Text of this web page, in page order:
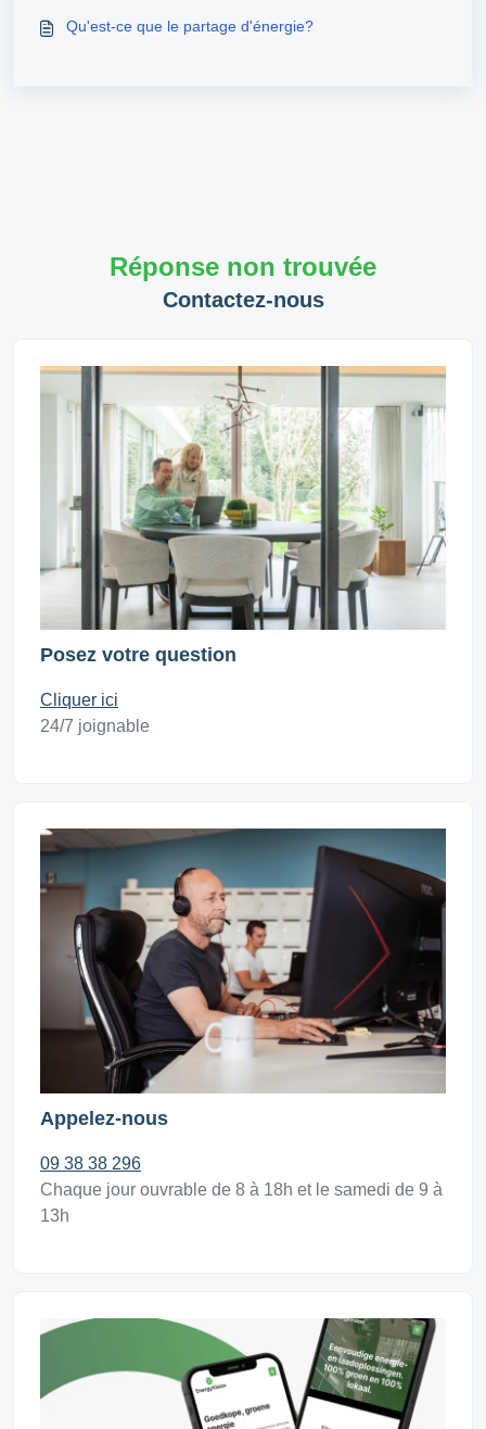
Qu'est-ce que le partage d'énergie?
Réponse non trouvée
Contactez-nous
Posez votre question
Cliquer ici
24/7 joignable
Appelez-nous
09 38 38 296
Chaque jour ouvrable de 8 à 18h et le samedi de 9 à
13h